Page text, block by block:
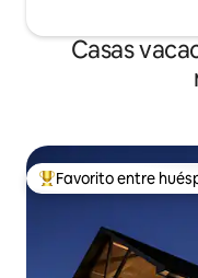
Casas
Favorito entre
Favorito entre